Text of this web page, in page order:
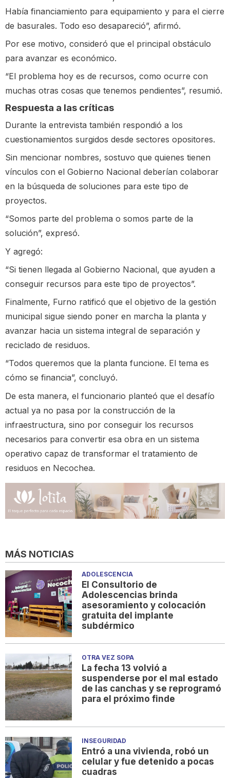
Había financiamiento para equipamiento y para el cierre
de basurales. Todo eso desapareció”, afirmó.
Por ese motivo, consideró que el principal obstáculo
para avanzar es económico.
“El problema hoy es de recursos, como ocurre con
muchas otras cosas que tenemos pendientes”, resumió.
Respuesta a las críticas
Durante la entrevista también respondió a los
cuestionamientos surgidos desde sectores opositores.
Sin mencionar nombres, sostuvo que quienes tienen
vínculos con el Gobierno Nacional deberían colaborar
en la búsqueda de soluciones para este tipo de
proyectos.
“Somos parte del problema o somos parte de la
solución”, expresó.
Y agregó:
“Si tienen llegada al Gobierno Nacional, que ayuden a
conseguir recursos para este tipo de proyectos”.
Finalmente, Furno ratificó que el objetivo de la gestión
municipal sigue siendo poner en marcha la planta y
avanzar hacia un sistema integral de separación y
reciclado de residuos.
“Todos queremos que la planta funcione. El tema es
cómo se financia”, concluyó.
De esta manera, el funcionario planteó que el desafío
actual ya no pasa por la construcción de la
infraestructura, sino por conseguir los recursos
necesarios para convertir esa obra en un sistema
operativo capaz de transformar el tratamiento de
residuos en Necochea.
MÁS NOTICIAS
ADOLESCENCIA
El Consultorio de
Adolescencias brinda
asesoramiento y colocación
gratuita del implante
subdérmico
OTRA VEZ SOPA
La fecha 13 volvió a
suspenderse por el mal estado
de las canchas y se reprogramó
para el próximo finde
INSEGURIDAD
Entró a una vivienda, robó un
celular y fue detenido a pocas
cuadras